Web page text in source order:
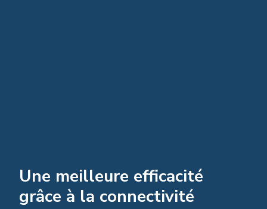
Une meilleure efficacité
grâce à la connectivité